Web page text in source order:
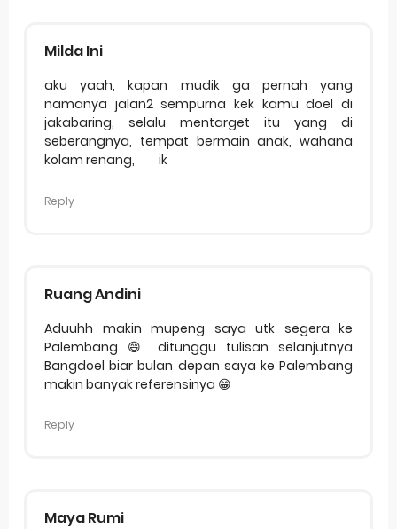
Milda Ini
aku yaah, kapan mudik ga pernah yang
namanya jalan2 sempurna kek kamu doel di
jakabaring, selalu mentarget itu yang di
seberangnya, tempat bermain anak, wahana
kolam renang,
ik
Reply
Ruang Andini
Aduuhh makin mupeng saya utk segera ke
Palembang 😄 ditunggu tulisan selanjutnya
Bangdoel biar bulan depan saya ke Palembang
makin banyak referensinya 😁
Reply
Maya Rumi